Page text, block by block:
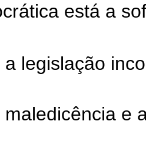
está a
legislação
e